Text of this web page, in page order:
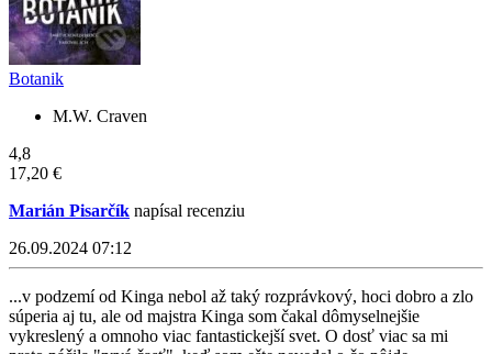
Botanik
M.W. Craven
4,8
17,20 €
Marián Pisarčík napísal recenziu
26.09.2024 07:12
...v podzemí od Kinga nebol až taký rozprávkový, hoci dobro a zlo
súperia aj tu, ale od majstra Kinga som čakal dômyselnejšie
vykreslený a omnoho viac fantastickejší svet. O dosť viac sa mi